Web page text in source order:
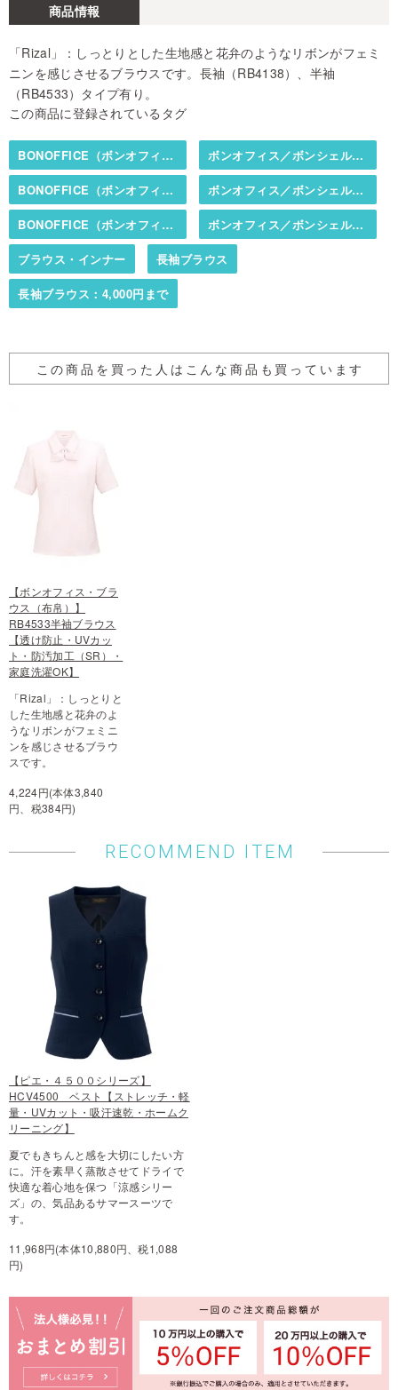
商品情報
「Rizal」：しっとりとした生地感と花弁のようなリボンがフェミ
ニンを感じさせるブラウスです。長袖（RB4138）、半袖
（RB4533）タイプ有り。
この商品に登録されているタグ
BONOFFICE（ボンオフィス）／BONCIERGE（ボンシェルジュ） ボンオフィス／ボンシェルジュ春夏カタログ掲載商品
BONOFFICE（ボンオフィス）／BONCIERGE（ボンシェルジュ） ボンオフィス／ボンシェルジュ秋冬カタログ掲載商品
BONOFFICE（ボンオフィス）／BONCIERGE（ボンシェルジュ） ボンオフィス／ボンシェルジュ・ブラウス（布帛）
ブラウス・インナー 長袖ブラウス
長袖ブラウス：4,000円まで
この商品を買った人はこんな商品も買っています
【ボンオフィス・ブラ
ウス（布帛）】
RB4533半袖ブラウス
【透け防止・UVカッ
ト・防汚加工（SR）・
家庭洗濯OK】
「Rizal」：しっとりと
した生地感と花弁のよ
うなリボンがフェミニ
ンを感じさせるブラウ
スです。
4,224円(本体3,840
円、税384円)
RECOMMEND ITEM
【ピエ・４５００シリーズ】
HCV4500 ベスト【ストレッチ・軽
量・UVカット・吸汗速乾・ホームク
リーニング】
夏でもきちんと感を大切にしたい方
に。汗を素早く蒸散させてドライで
快適な着心地を保つ「涼感シリー
ズ」の、気品あるサマースーツで
す。
11,968円(本体10,880円、税1,088
円)